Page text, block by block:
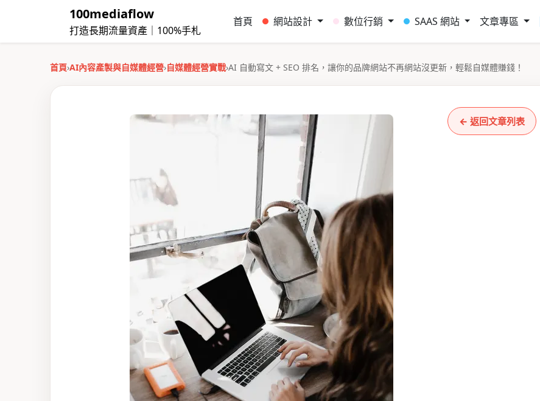
100mediaflow
打造長期流量資產｜100%手札
首頁 網站設計 數位行銷 SAAS 網站 文章專區
首頁›AI內容產製與自媒體經營›自媒體經營實戰›AI 自動寫文 + SEO 排名，讓你的品牌網站不再網站沒更新，輕鬆自媒體賺錢！
← 返回文章列表